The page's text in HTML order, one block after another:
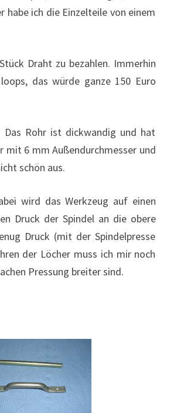
habe ich die Einzelteile von einem
Draht zu bezahlen. Immerhin
das würde ganze 150 Euro
Das Rohr ist dickwandig und hat
mit 6 mm Außendurchmesser und
schön aus.
wird das Werkzeug auf einen
Druck der Spindel an die obere
Druck (mit der Spindelpresse
der Löcher muss ich mir noch
Pressung breiter sind.